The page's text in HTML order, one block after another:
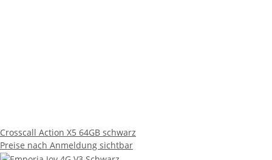
Crosscall Action X5 64GB schwarz
Preise nach Anmeldung sichtbar